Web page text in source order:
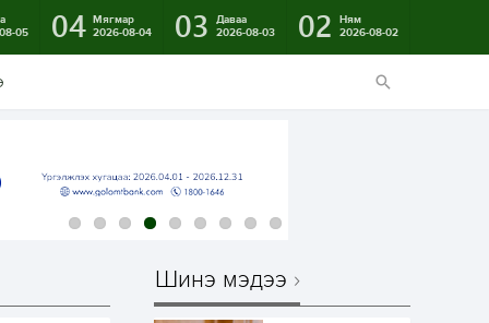
05
04 Мягмар
2026-08-04
03
Даваа
2026-08-03
02
Ням
2026-08-02
Шинэ мэдээ